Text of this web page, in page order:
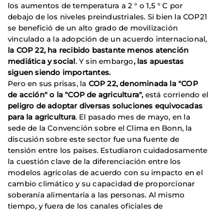
los aumentos de temperatura a 2 ° o 1,5 ° C por
debajo de los niveles preindustriales. Si bien la COP21
se benefició de un alto grado de movilización
vinculado a la adopción de un acuerdo internacional,
la COP 22, ha recibido bastante menos atención
mediática y social. Y sin embargo, las apuestas
siguen siendo importantes.
Pero en sus prisas, la COP 22, denominada la "COP
de acción" o la "COP de agricultura", está corriendo el
peligro de adoptar diversas soluciones equivocadas
para la agricultura. El pasado mes de mayo, en la
sede de la Convención sobre el Clima en Bonn, la
discusión sobre este sector fue una fuente de
tensión entre los países. Estudiaron cuidadosamente
la cuestión clave de la diferenciación entre los
modelos agrícolas de acuerdo con su impacto en el
cambio climático y su capacidad de proporcionar
soberanía alimentaria a las personas. Al mismo
tiempo, y fuera de los canales oficiales de